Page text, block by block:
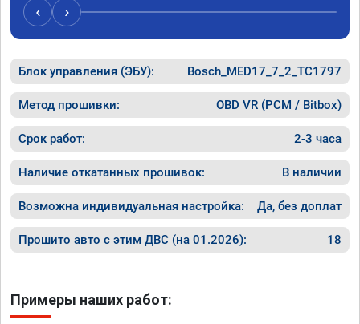
‹ ›
Блок управления (ЭБУ): Bosch_MED17_7_2_TC1797
Метод прошивки: OBD VR (PCM / Bitbox)
Срок работ: 2-3 часа
Наличие откатанных прошивок: В наличии
Возможна индивидуальная настройка: Да, без доплат
Прошито авто с этим ДВС (на 01.2026): 18
Примеры наших работ: